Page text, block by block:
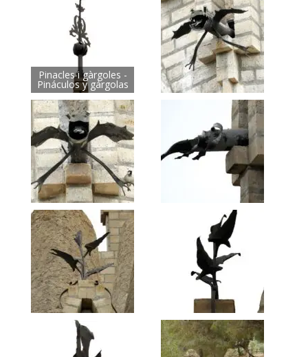
Pinacles i gàrgoles -
Pináculos y gárgolas